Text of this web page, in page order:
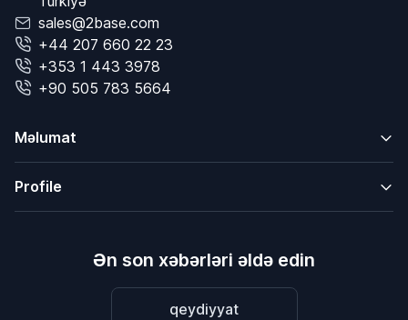
sales@2base.com
+44 207 660 22 23
+353 1 443 3978
+90 505 783 5664
Məlumat
Profile
Ən son xəbərləri əldə edin
qeydiyyat